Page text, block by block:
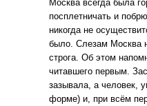
Москва всегда была
посплетничать и
никогда не
было. Слезам Москва
строга. Об этом
читавшего первым.
зазывала, а человек,
форме) и, при всём